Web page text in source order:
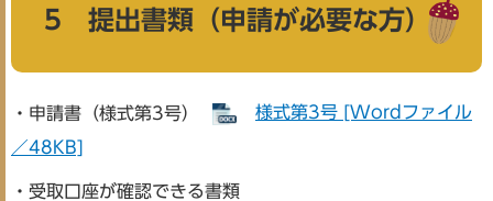
5 提出書類（申請が必要な方）
・申請書（様式第3号）
様式第3号 [Wordファイル
／48KB]
・受取口座が確認できる書類